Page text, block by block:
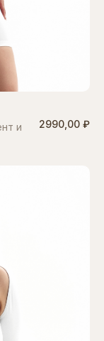
и
2990,00 ₽